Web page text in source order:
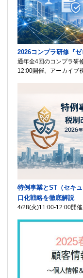
2026コンプラ研修『
通年全4回のコンプラ研
12:00開催。アーカイブ
特例事業とST（セキ
口化戦略を徹底解説
4/28(火)11:00-12:00開催